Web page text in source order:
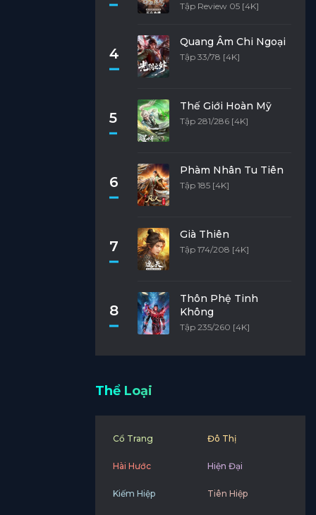
Tập Review 05 [4K]
4
Quang Âm Chi Ngoại
Tập 33/78 [4K]
5
Thế Giới Hoàn Mỹ
Tập 281/286 [4K]
6
Phàm Nhân Tu Tiên
Tập 185 [4K]
7
Già Thiên
Tập 174/208 [4K]
8
Thôn Phệ Tinh
Không
Tập 235/260 [4K]
Thể Loại
Cổ Trang Đô Thị
Hài Hước Hiện Đại
Kiếm Hiệp Tiên Hiệp